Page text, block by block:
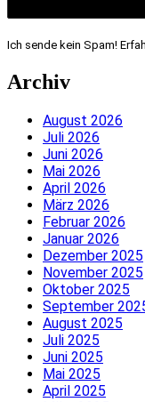
Ich sende kein Spam!
Archiv
August 2026
Juli 2026
Juni 2026
Mai 2026
April 2026
März 2026
Februar 2026
Januar 2026
Dezember 2025
November 2025
Oktober 2025
September
August 2025
Juli 2025
Juni 2025
Mai 2025
April 2025